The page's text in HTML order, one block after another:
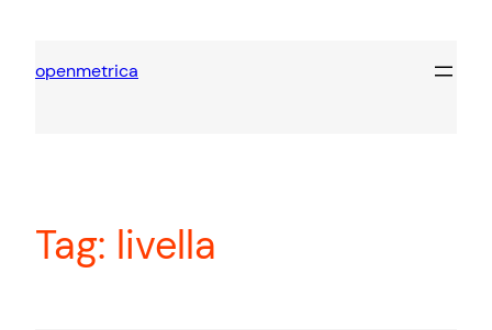
contenuto
openmetrica
Tag: livella